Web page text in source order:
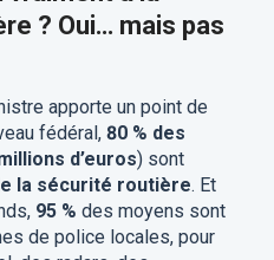
? Oui… mais pas
apporte un point de
fédéral, 80 % des
d’euros) sont
la sécurité routière. Et
95 % des moyens sont
de police locales, pour